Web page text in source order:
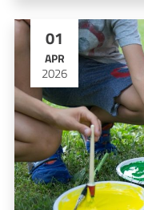
01
APR
2026